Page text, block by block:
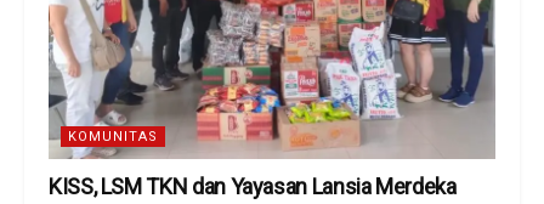
KOMUNITAS
KISS, LSM TKN dan Yayasan Lansia Merdeka